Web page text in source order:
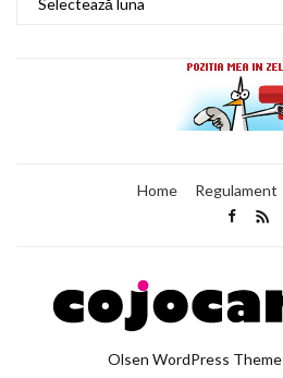
Home Regulament
Olsen WordPress Theme